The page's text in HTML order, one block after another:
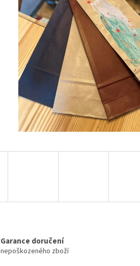
Garance doručení
nepoškozeného zboží